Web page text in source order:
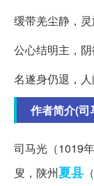
缓带羌尘静，灵
公心结明主，阴
名遂身仍退，人
作者简介(司
司马光（1019
叟，陕州夏县